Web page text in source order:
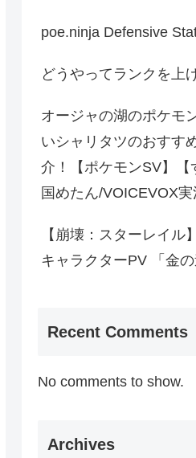
poe.ninja Defensive
どうやってランクを上
オージャの湖のポケモ
いシャリタツのおすす
介！【ポケモンSV】【
国めたん/VOICEVOX実
【崩壊：スターレイル
キャラクターPV 「金の
Recent Comments
No comments to show.
Archives